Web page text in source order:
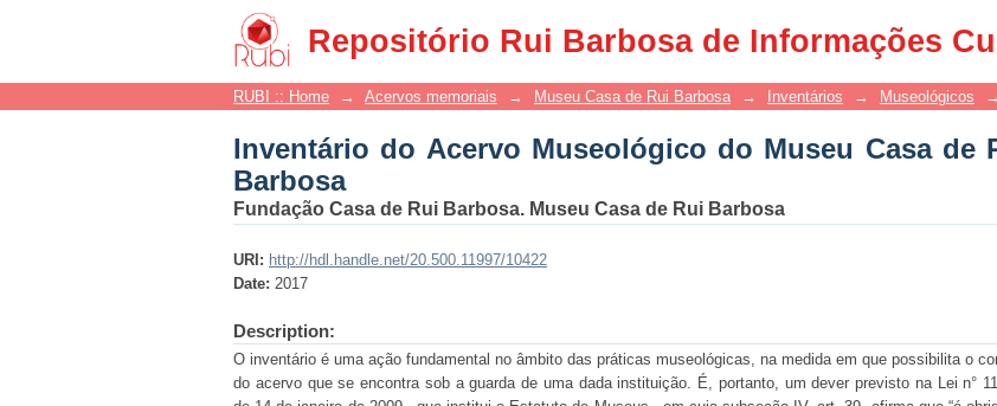
Repositório Rui Barbosa de Informações
Inventário do Acervo Museológico do Museu Casa de
RUBI :: Home → Acervos memoriais → Museu Casa de Rui Barbosa → Inventários → Museológicos →
Inventário do Acervo Museológico do Museu Casa de
Barbosa
Fundação Casa de Rui Barbosa. Museu Casa de Rui Barbosa
URI: http://hdl.handle.net/20.500.11997/10422
Date: 2017
Description:
O inventário é uma ação fundamental no âmbito das práticas museológicas, na medida em que possibilita o
do acervo que se encontra sob a guarda de uma dada instituição. É, portanto, um dever previsto na Lei n°